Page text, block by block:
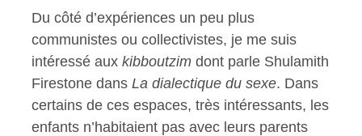
Du côté d’expériences un peu plus
communistes ou collectivistes, je me suis
intéressé aux kibboutzim dont parle Shulamith
Firestone dans La dialectique du sexe. Dans
certains de ces espaces, très intéressants, les
enfants n’habitaient pas avec leurs parents